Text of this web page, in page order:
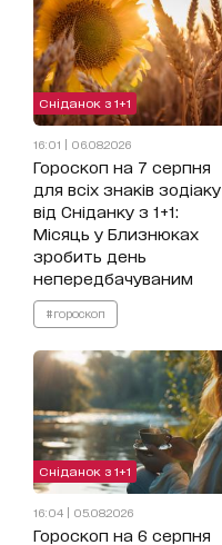
Сніданок з 1+1
16:01 | 06.08.2026
Гороскоп на 7 серпня
для всіх знаків зодіаку
від Сніданку з 1+1:
Місяць у Близнюках
зробить день
непередбачуваним
#гороскоп
Сніданок з 1+1
16:04 | 05.08.2026
Гороскоп на 6 серпня